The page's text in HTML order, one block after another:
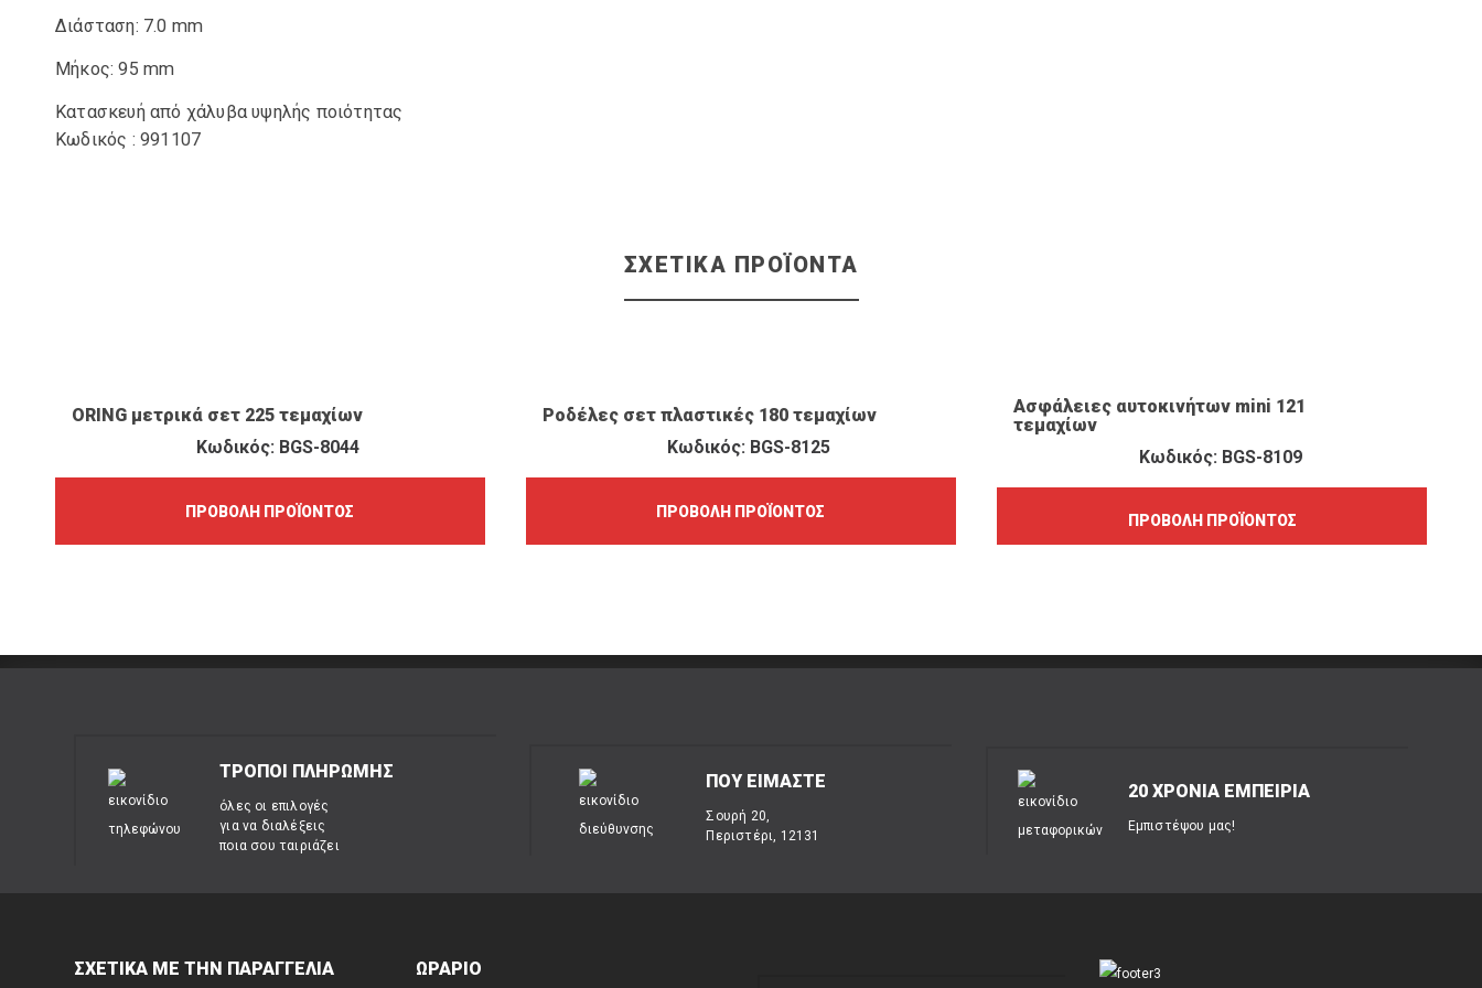
Διάσταση: 7.0 mm
Μήκος: 95 mm
Κατασκευή από χάλυβα υψηλής ποιότητας
Κωδικός : 991107
ΣΧΕΤΙΚΆ ΠΡΟΪΌΝΤΑ
ORING μετρικά σετ 225 τεμαχίων
Κωδικός: BGS-8044
ΠΡΟΒΟΛΉ ΠΡΟΪΌΝΤΟΣ
Ροδέλες σετ πλαστικές 180 τεμαχίων
Κωδικός: BGS-8125
ΠΡΟΒΟΛΉ ΠΡΟΪΌΝΤΟΣ
Ασφάλειες αυτοκινήτων mini 121
τεμαχίων
Κωδικός: BGS-8109
ΠΡΟΒΟΛΉ ΠΡΟΪΌΝΤΟΣ
ΤΡΟΠΟΙ ΠΛΗΡΩΜΗΣ
όλες οι επιλογές
για να διαλέξεις
ποια σου ταιριάζει
ΠΟΥ ΕΙΜΑΣΤΕ
Σουρή 20,
Περιστέρι, 12131
20 ΧΡΟΝΙΑ ΕΜΠΕΙΡΙΑ
Εμπιστέψου μας!
ΣΧΕΤΙΚΑ ΜΕ ΤΗΝ ΠΑΡΑΓΓΕΛΙΑ ΩΡΑΡΙΟ